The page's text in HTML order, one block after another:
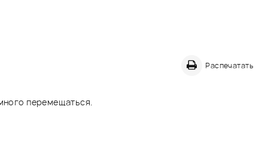
Распечатать
перемещаться.